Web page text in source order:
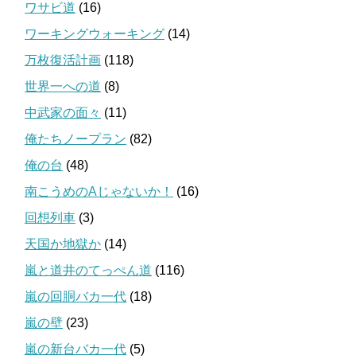
ワサビ道 (16)
ワーキングウォーキング (14)
万枚復活計画 (118)
世界一への道 (8)
中武家の面々 (11)
俺たちノープラン (82)
俺の台 (48)
南こうめのAじゃないか！
(16)
回想列車 (3)
天国か地獄か (14)
嵐と道井のてっぺん道 (116)
嵐の回胴バカ一代 (18)
嵐の壁 (23)
嵐の新台バカ一代 (5)